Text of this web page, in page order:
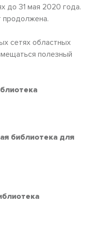
до 31 мая 2020 года.
продолжена.
сетях областных
полезный
библиотека для